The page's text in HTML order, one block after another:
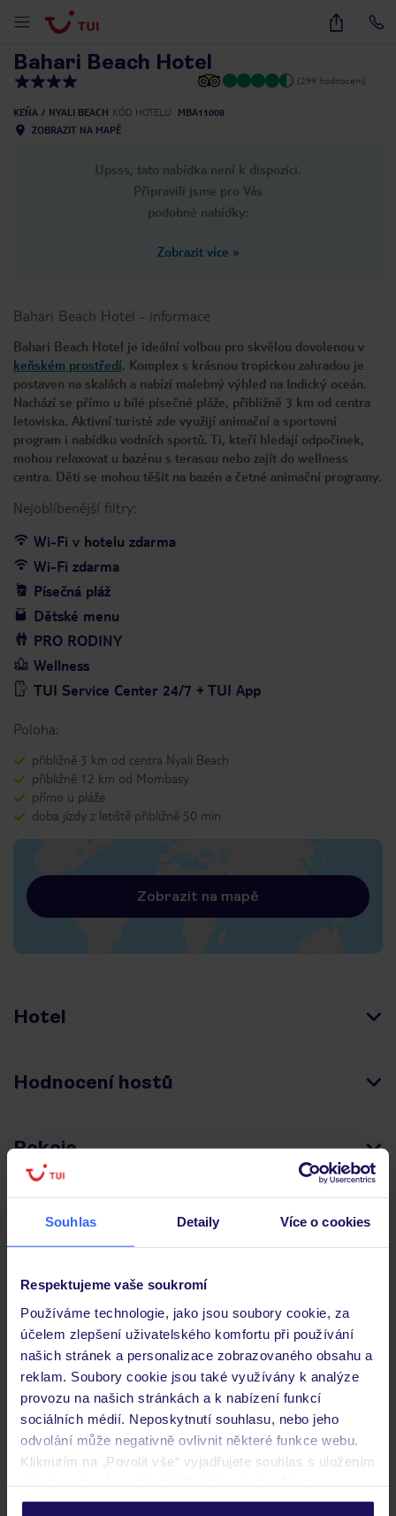
Souhlas Detaily Více o cookies
Respektujeme vaše soukromí
Používáme technologie, jako jsou soubory cookie, za
účelem zlepšení uživatelského komfortu při používání
našich stránek a personalizace zobrazovaného obsahu a
reklam. Soubory cookie jsou také využívány k analýze
provozu na našich stránkách a k nabízení funkcí
sociálních médií. Neposkytnutí souhlasu, nebo jeho
odvolání může negativně ovlivnit některé funkce webu.
Kliknutím na „Povolit vše“ vyjadřujete souhlas s uložením
personalizovat v sekci „Personalizace“.
31
Bahari Beach Hotel
(299 hodnocení)
KEŇA NYALI BEACH KÓD HOTELU
MBA11008
ZOBRAZIT NA MAPĚ
Upsss, tato nabídka není k dispozici.
Připravili jsme pro Vás
podobné nabídky:
Zobrazit více »
Bahari Beach Hotel - informace
Bahari Beach Hotel je ideální volbou pro skvělou dovolenou v
keňském prostředí. Komplex s krásnou tropickou zahradou je
postaven na skalách a nabízí malebný výhled na Indický oceán.
Nachází se přímo u bílé písečné pláže, přibližně 3 km od centra
letoviska. Aktivní turisté zde využijí animační a sportovní
program i nabídku vodních sportů. Ti, kteří hledají odpočinek,
mohou relaxovat u bazénu s terasou nebo zajít do wellness
centra. Děti se mohou těšit na bazén a četné animační programy.
Nejoblíbenější filtry:
Wi-Fi v hotelu zdarma
Wi-Fi zdarma
Písečná pláž
Dětské menu
PRO RODINY
Wellness
TUI Service Center 24/7 + TUI App
Poloha:
přibližně 3 km od centra Nyali Beach
přibližně 12 km od Mombasy
přímo u pláže
doba jízdy z letiště přibližně 50 min.
Zobrazit na mapě
Hotel
Hodnocení hostů
Pokoje
Stravování
Důležité informace
Často kladené otázky
Jaké doklady jsou potřebné při cestování?
Budeme ubytováni ihned po příjezdu do hotelu?
Kam jít po přistání a vyzvednutí zavazadel?
Zobrazit další